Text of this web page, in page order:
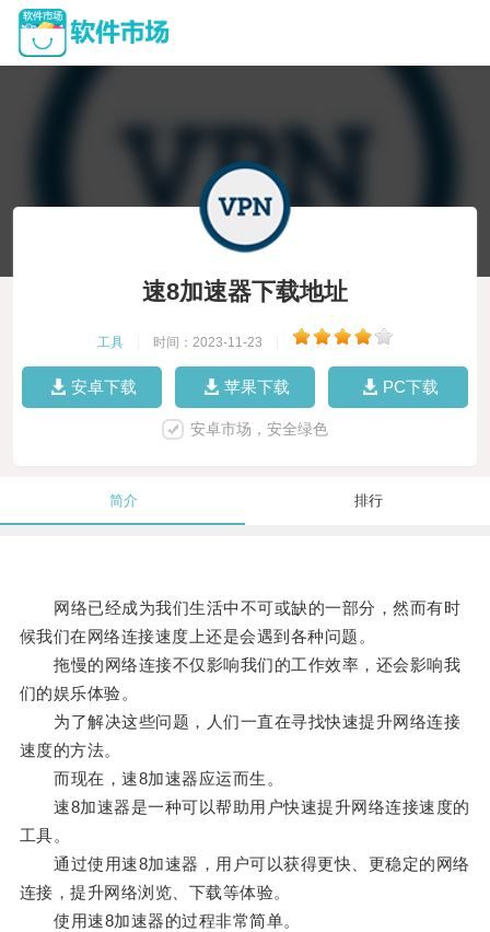
速8加速器下载地址
工具 时间：2023-11-23
安卓下载 苹果下载 PC下载
安卓市场，安全绿色
简介 排行
网络已经成为我们生活中不可或缺的一部分，然而有时
候我们在网络连接速度上还是会遇到各种问题。
拖慢的网络连接不仅影响我们的工作效率，还会影响我
们的娱乐体验。
为了解决这些问题，人们一直在寻找快速提升网络连接
速度的方法。
而现在，速8加速器应运而生。
速8加速器是一种可以帮助用户快速提升网络连接速度的
工具。
通过使用速8加速器，用户可以获得更快、更稳定的网络
连接，提升网络浏览、下载等体验。
使用速8加速器的过程非常简单。